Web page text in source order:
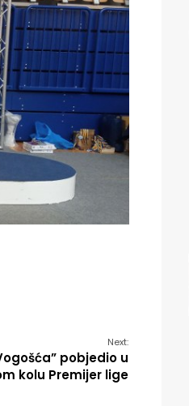
Next:
pobjedio u
kolu Premijer lige